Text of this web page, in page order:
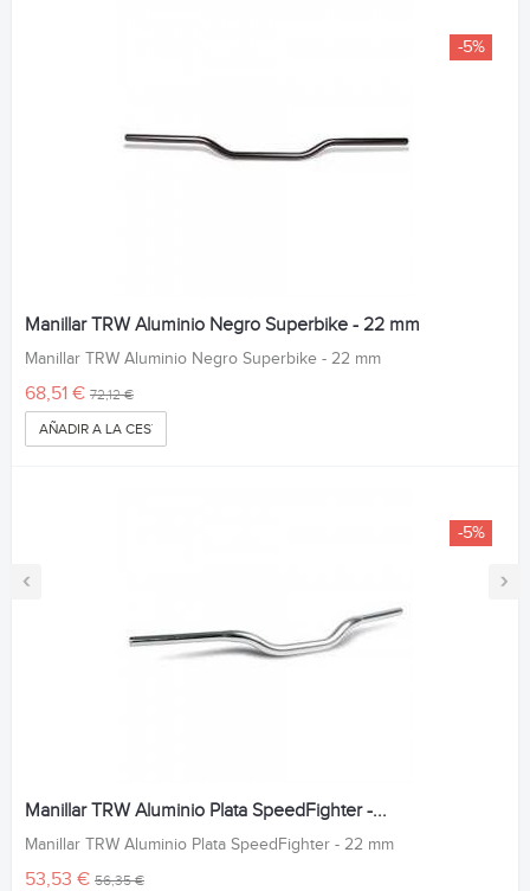
‹ ›
-5%
Manillar TRW Aluminio Negro Superbike - 22 mm
Manillar TRW Aluminio Negro Superbike - 22 mm
68,51 € 72,12 €
AÑADIR A LA CESTA
-5%
Manillar TRW Aluminio Plata SpeedFighter -...
Manillar TRW Aluminio Plata SpeedFighter - 22 mm
53,53 € 56,35 €